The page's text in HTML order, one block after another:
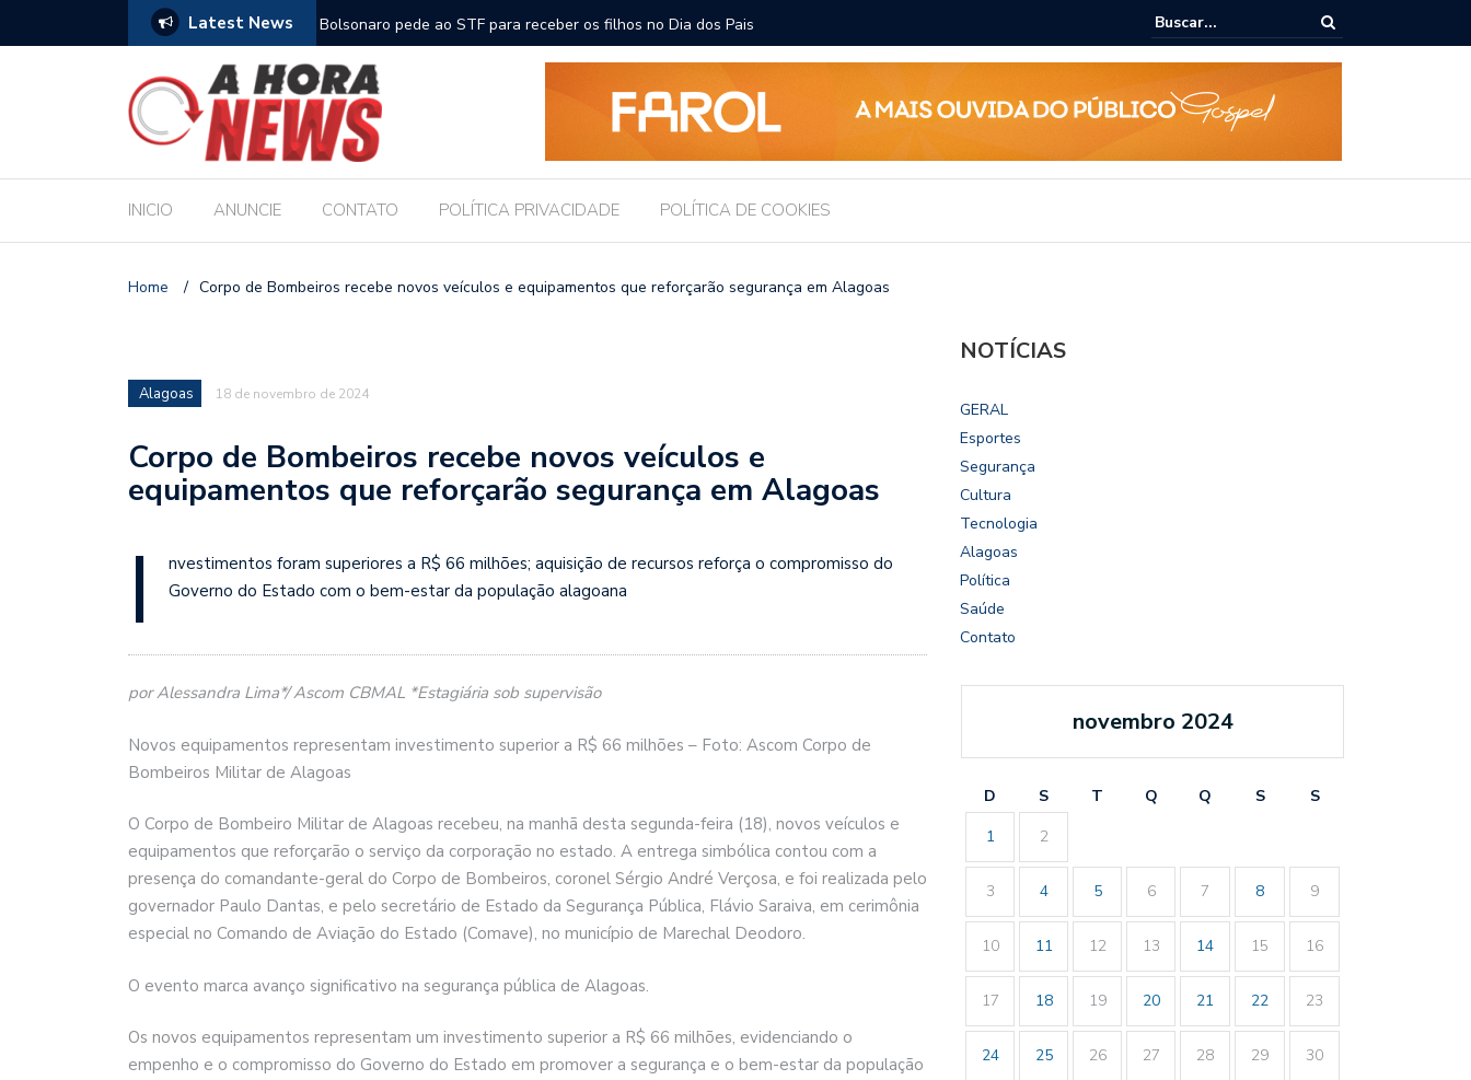
Latest News
com a Educação durante posse Bolsonaro pede ao STF para receber os filhos no Dia dos Pais
Câmara dialoga com UFAL e Faculdade de Coimbra sobre parcerias para
Legislativo
INICIO ANUNCIE CONTATO POLÍTICA PRIVACIDADE POLÍTICA DE COOKIES
Home / Corpo de Bombeiros recebe novos veículos e equipamentos que reforçarão segurança em Alagoas
Alagoas 18 de novembro de 2024
Corpo de Bombeiros recebe novos veículos e
equipamentos que reforçarão segurança em Alagoas
I
nvestimentos foram superiores a R$ 66 milhões; aquisição de recursos reforça o compromisso do
Governo do Estado com o bem-estar da população alagoana
por Alessandra Lima*/ Ascom CBMAL *Estagiária sob supervisão
Novos equipamentos representam investimento superior a R$ 66 milhões – Foto: Ascom Corpo de
Bombeiros Militar de Alagoas
O Corpo de Bombeiro Militar de Alagoas recebeu, na manhã desta segunda-feira (18), novos veículos e
equipamentos que reforçarão o serviço da corporação no estado. A entrega simbólica contou com a
presença do comandante-geral do Corpo de Bombeiros, coronel Sérgio André Verçosa, e foi realizada pelo
governador Paulo Dantas, e pelo secretário de Estado da Segurança Pública, Flávio Saraiva, em cerimônia
especial no Comando de Aviação do Estado (Comave), no município de Marechal Deodoro.
O evento marca avanço significativo na segurança pública de Alagoas.
Os novos equipamentos representam um investimento superior a R$ 66 milhões, evidenciando o
empenho e o compromisso do Governo do Estado em promover a segurança e o bem-estar da população
NOTÍCIAS
GERAL
Esportes
Segurança
Cultura
Tecnologia
Alagoas
Política
Saúde
Contato
novembro 2024
D S T Q Q S
S
1
2
3 4 5 6 7 8 9
10 11 12 13 14 15 16
17 18 19 20 21 22 23
24 25 26 27 28 29 30